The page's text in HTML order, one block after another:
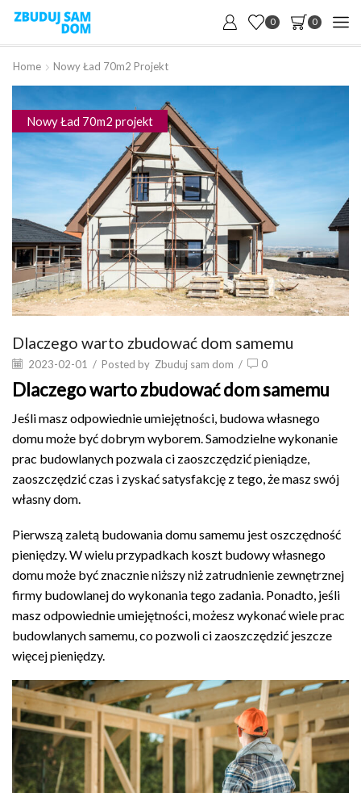
0 0
Home Nowy Ład 70m2 Projekt
Nowy Ład 70m2 projekt
Dlaczego warto zbudować dom samemu
2023-02-01 / Posted by Zbuduj sam dom / 0
Dlaczego warto zbudować dom samemu
Jeśli masz odpowiednie umiejętności, budowa własnego
domu może być dobrym wyborem. Samodzielne wykonanie
prac budowlanych pozwala ci zaoszczędzić pieniądze,
zaoszczędzić czas i zyskać satysfakcję z tego, że masz swój
własny dom.
Pierwszą zaletą budowania domu samemu jest oszczędność
pieniędzy. W wielu przypadkach koszt budowy własnego
domu może być znacznie niższy niż zatrudnienie zewnętrznej
firmy budowlanej do wykonania tego zadania. Ponadto, jeśli
masz odpowiednie umiejętności, możesz wykonać wiele prac
budowlanych samemu, co pozwoli ci zaoszczędzić jeszcze
więcej pieniędzy.